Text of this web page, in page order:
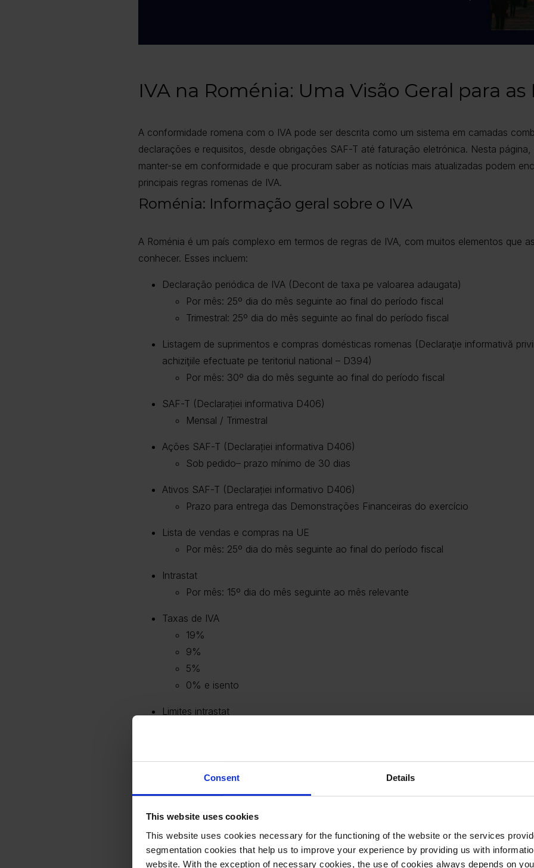
Consent Details
This website uses cookies
This website uses cookies necessary for the functioning of the website or the services
segmentation cookies that help us to improve your experience by providing us with
website. With the exception of necessary cookies, the use of cookies always depends on
IVA na Roménia: Uma Visão Geral para as
A conformidade romena com o IVA pode ser descrita como um sistema em camadas
declarações e requisitos, desde obrigações SAF-T até faturação eletrónica. Nesta página,
manter-se em conformidade e que procuram saber as notícias mais atualizadas podem
principais regras romenas de IVA.
Roménia: Informação geral sobre o IVA
A Roménia é um país complexo em termos de regras de IVA, com muitos elementos que
conhecer. Esses incluem:
Declaração periódica de IVA (Decont de taxa pe valoarea adaugata)
Por mês: 25º dia do mês seguinte ao final do período fiscal
Trimestral: 25º dia do mês seguinte ao final do período fiscal
Listagem de suprimentos e compras domésticas romenas (Declaraţie informativă
achiziţiile efectuate pe teritoriul national – D394)
Por mês: 30º dia do mês seguinte ao final do período fiscal
SAF-T (Declarației informativa D406)
Mensal / Trimestral
Ações SAF-T (Declarației informativa D406)
Sob pedido– prazo mínimo de 30 dias
Ativos SAF-T (Declarației informativo D406)
Prazo para entrega das Demonstrações Financeiras do exercício
Lista de vendas e compras na UE
Por mês: 25º dia do mês seguinte ao final do período fiscal
Intrastat
Por mês: 15º dia do mês seguinte ao mês relevante
Taxas de IVA
19%
9%
5%
0% e isento
Limites intrastat
Regras do IVA na Roménia
A Roménia está na vanguarda do cumprimento do IVA, tendo implementado uma vasta
obrigações SAF-T até à faturação eletrónica.